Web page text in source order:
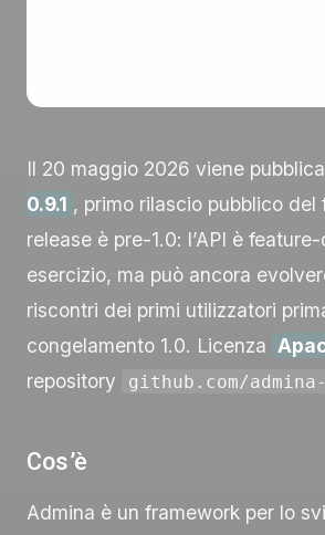
Il 20 maggio 2026 viene
0.9.1 , primo rilascio pubblico del
release è pre-1.0: l’API è
esercizio, ma può ancora
riscontri dei primi utilizzatori
congelamento 1.0. Licenza
repository
github.com/
Cos’è
Admina è un framework per lo